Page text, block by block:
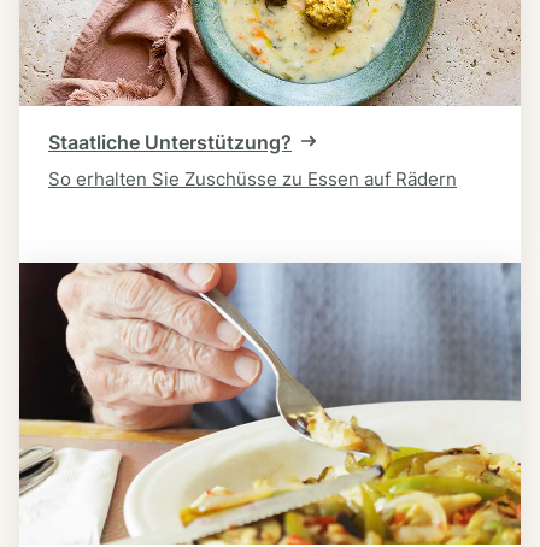
Staatliche Unterstützung?
So erhalten Sie Zuschüsse zu Essen auf Rädern